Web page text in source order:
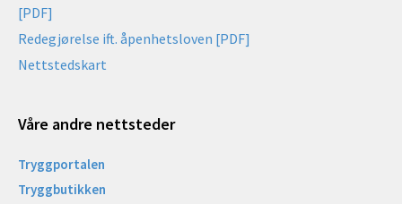
[PDF]
Redegjørelse ift. åpenhetsloven [PDF]
Nettstedskart
Våre andre nettsteder
Tryggportalen
Tryggbutikken